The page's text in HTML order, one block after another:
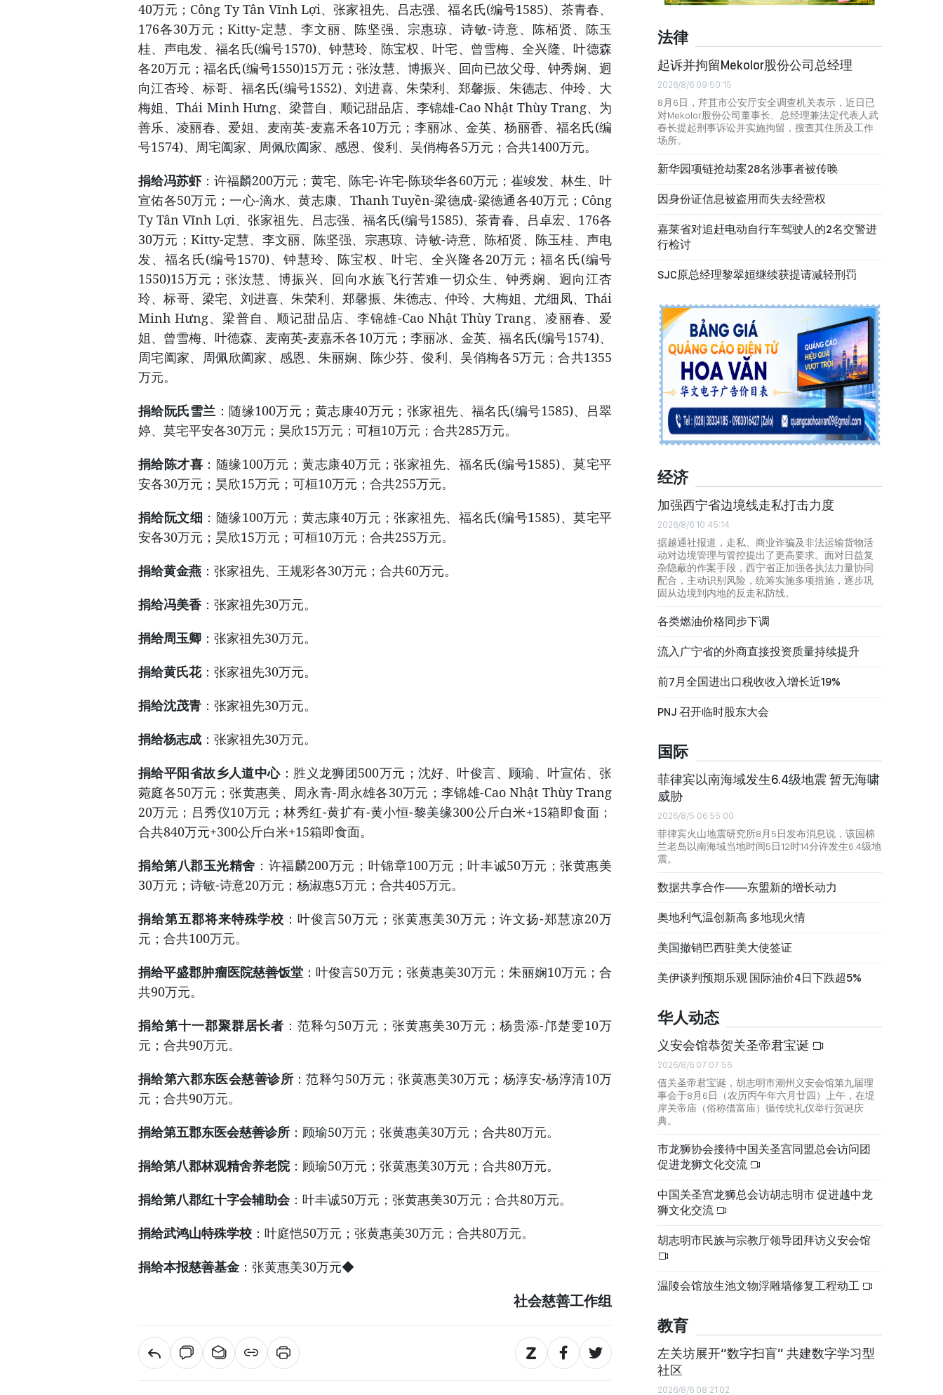
40万元；Công Ty Tân Vĩnh Lợi、张家祖先、吕志强、福名氏(编号1585)、茶青春、
176各30万元；Kitty-定慧、李文丽、陈坚强、宗惠琼、诗敏-诗意、陈栢贤、陈玉
桂、声电发、福名氏(编号1570)、钟慧玲、陈宝权、叶宅、曾雪梅、全兴隆、叶德森
各20万元；福名氏(编号1550)15万元；张汝慧、博振兴、回向已故父母、钟秀娴、迥
向江杏玲、标哥、福名氏(编号1552)、刘进喜、朱荣利、郑馨振、朱德志、仲玲、大
梅姐、Thái Minh Hưng、梁普自、顺记甜品店、李锦雄-Cao Nhật Thùy Trang、为
善乐、凌丽春、爱姐、麦南英-麦嘉禾各10万元；李丽冰、金英、杨丽香、福名氏(编
号1574)、周宅阖家、周佩欣阖家、感恩、俊利、吴俏梅各5万元；合共1400万元。
捐给冯苏虾：许福麟200万元；黄宅、陈宅-许宅-陈琰华各60万元；崔竣发、林生、叶
宣佑各50万元；一心-滴水、黄志康、Thanh Tuyền-梁德成-梁德通各40万元；Công
Ty Tân Vĩnh Lợi、张家祖先、吕志强、福名氏(编号1585)、茶青春、吕卓宏、176各
30万元；Kitty-定慧、李文丽、陈坚强、宗惠琼、诗敏-诗意、陈栢贤、陈玉桂、声电
发、福名氏(编号1570)、钟慧玲、陈宝权、叶宅、全兴隆各20万元；福名氏(编号
1550)15万元；张汝慧、博振兴、回向水族飞行苦难一切众生、钟秀娴、迥向江杏
玲、标哥、梁宅、刘进喜、朱荣利、郑馨振、朱德志、仲玲、大梅姐、尤细凤、Thái
Minh Hưng、梁普自、顺记甜品店、李锦雄-Cao Nhật Thùy Trang、凌丽春、爱
姐、曾雪梅、叶德森、麦南英-麦嘉禾各10万元；李丽冰、金英、福名氏(编号1574)、
周宅阖家、周佩欣阖家、感恩、朱丽娴、陈少芬、俊利、吴俏梅各5万元；合共1355
万元。
捐给阮氏雪兰 ：随缘100万元；黄志康40万元；张家祖先、福名氏(编号1585)、吕翠
婷、莫宅平安各30万元；昊欣15万元；可桓10万元；合共285万元。
捐给陈才喜 ：随缘100万元；黄志康40万元；张家祖先、福名氏(编号1585)、莫宅平
安各30万元；昊欣15万元；可桓10万元；合共255万元。
捐给阮文细 ：随缘100万元；黄志康40万元；张家祖先、福名氏(编号1585)、莫宅平
安各30万元；昊欣15万元；可桓10万元；合共255万元。
捐给黄金燕 ：张家祖先、王规彩各30万元；合共60万元。
捐给冯美香 ：张家祖先30万元。
捐给周玉卿 ：张家祖先30万元。
捐给黄氏花：张家祖先30万元。
捐给沈茂青 ：张家祖先30万元。
捐给杨志成 ：张家祖先30万元。
捐给平阳省故乡人道中心：胜义龙狮团500万元；沈好、叶俊言、顾瑜、叶宣佑、张
菀庭各50万元；张黄惠美、周永青-周永雄各30万元；李锦雄-Cao Nhật Thùy Trang
20万元；吕秀仪10万元；林秀红-黄扩有-黄小恒-黎美缘300公斤白米+15箱即食面；
合共840万元+300公斤白米+15箱即食面。
捐给第八郡玉光精舍 ：许福麟200万元；叶锦章100万元；叶丰诚50万元；张黄惠美
30万元；诗敏-诗意20万元；杨淑惠5万元；合共405万元。
捐给第五郡将来特殊学校 ：叶俊言50万元；张黄惠美30万元；许文扬-郑慧凉20万
元；合共100万元。
捐给平盛郡肿瘤医院慈善饭堂 ：叶俊言50万元；张黄惠美30万元；朱丽娴10万元；合
共90万元。
捐给第十一郡聚群居长者 ：范释匀50万元；张黄惠美30万元；杨贵添-邝楚雯10万
元；合共90万元。
捐给第六郡东医会慈善诊所 ：范释匀50万元；张黄惠美30万元；杨淳安-杨淳清10万
元；合共90万元。
捐给第五郡东医会慈善诊所 ：顾瑜50万元；张黄惠美30万元；合共80万元。
捐给第八郡林观精舍养老院：顾瑜50万元；张黄惠美30万元；合共80万元。
捐给第八郡红十字会辅助会：叶丰诚50万元；张黄惠美30万元；合共80万元。
捐给武鸿山特殊学校 ：叶庭恺50万元；张黄惠美30万元；合共80万元。
捐给本报慈善基金：张黄惠美30万元◆
社会慈善工作组
法律
起诉并拘留Mekolor股份公司总经理
2026/8/6 09:50:15
8月6日，芹苴市公安厅安全调查机关表示，近日已
对Mekolor股份公司董事长、总经理兼法定代表人武
春长提起刑事诉讼并实施拘留，搜查其住所及工作
场所。
新华园项链抢劫案28名涉事者被传唤
因身份证信息被盗用而失去经营权
嘉莱省对追赶电动自行车驾驶人的2名交警进
行检讨
SJC原总经理黎翠姮继续获提请减轻刑罚
经济
加强西宁省边境线走私打击力度
2026/8/6 10:45:14
据越通社报道，走私、商业诈骗及非法运输货物活
动对边境管理与管控提出了更高要求。面对日益复
杂隐蔽的作案手段，西宁省正加强各执法力量协同
配合，主动识别风险，统筹实施多项措施，逐步巩
固从边境到内地的反走私防线。
各类燃油价格同步下调
流入广宁省的外商直接投资质量持续提升
前7月全国进出口税收收入增长近19%
PNJ 召开临时股东大会
国际
菲律宾以南海域发生6.4级地震 暂无海啸
威胁
2026/8/5 06:55:00
菲律宾火山地震研究所8月5日发布消息说，该国棉
兰老岛以南海域当地时间5日12时14分许发生6.4级地
震。
数据共享合作——东盟新的增长动力
奥地利气温创新高 多地现火情
美国撤销巴西驻美大使签证
美伊谈判预期乐观 国际油价4日下跌超5%
华人动态
义安会馆恭贺关圣帝君宝诞
2026/8/6 07:07:56
值关圣帝君宝诞，胡志明市潮州义安会馆第九届理
事会于8月6日（农历丙午年六月廿四）上午，在堤
岸关帝庙（俗称借富庙）循传统礼仪举行贺诞庆
典。
市龙狮协会接待中国关圣宫同盟总会访问团
促进龙狮文化交流
中国关圣宫龙狮总会访胡志明市 促进越中龙
狮文化交流
胡志明市民族与宗教厅领导团拜访义安会馆
温陵会馆放生池文物浮雕墙修复工程动工
教育
左关坊展开“数字扫盲” 共建数字学习型
社区
2026/8/6 08:21:02